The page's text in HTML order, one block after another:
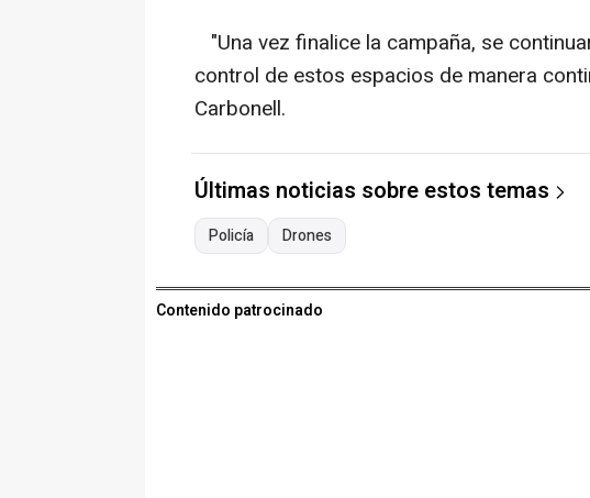
"Una vez finalice la campaña, se
control de estos espacios de manera
Carbonell.
Últimas noticias sobre estos temas
Policía Drones
Contenido patrocinado